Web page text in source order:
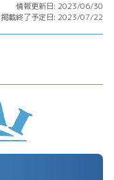
情報更新日: 2023/06/30
掲載終了予定日: 2023/07/22